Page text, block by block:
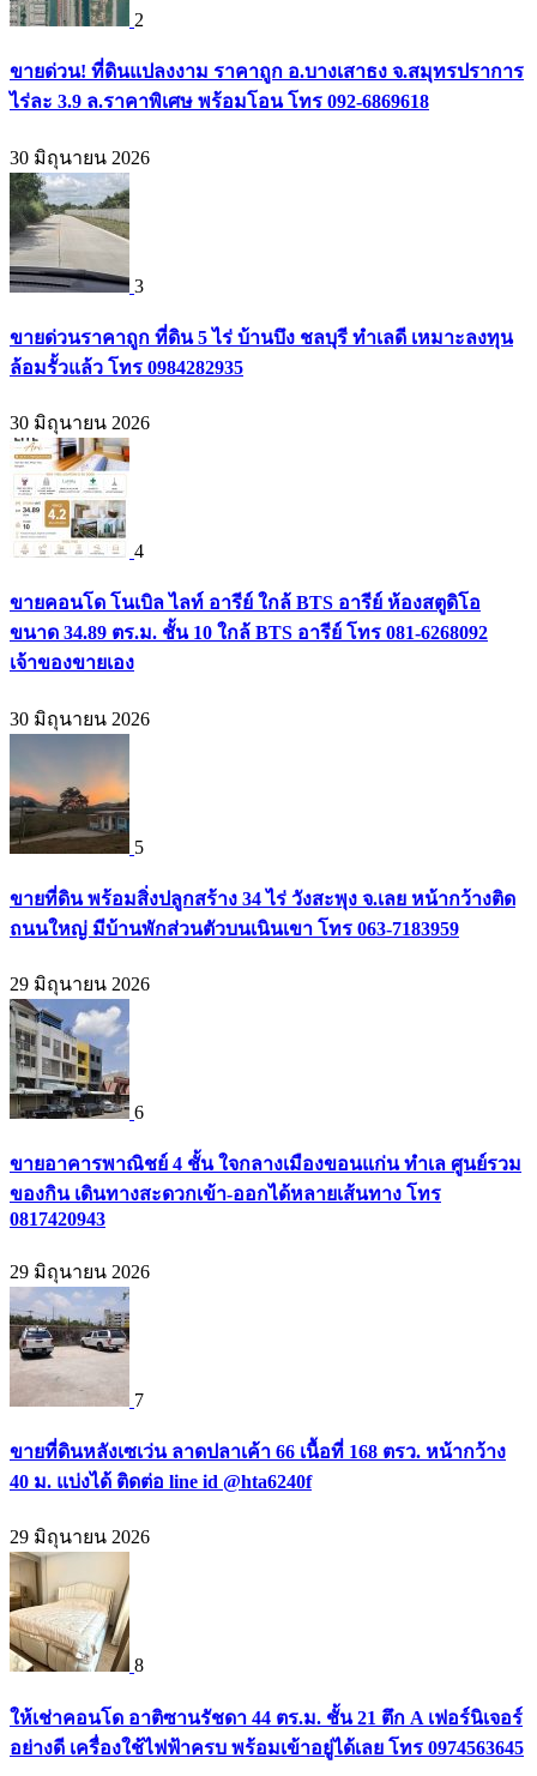
2
ขายด่วน! ที่ดินแปลงงาม ราคาถูก อ.บางเสาธง จ.สมุทรปราการ
ไร่ละ 3.9 ล.ราคาพิเศษ พร้อมโอน โทร 092-6869618
30 มิถุนายน 2026
3
ขายด่วนราคาถูก ที่ดิน 5 ไร่ บ้านบึง ชลบุรี ทำเลดี เหมาะลงทุน
ล้อมรั้วแล้ว โทร 0984282935
30 มิถุนายน 2026
4
ขายคอนโด โนเบิล ไลท์ อารีย์ ใกล้ BTS อารีย์ ห้องสตูดิโอ
ขนาด 34.89 ตร.ม. ชั้น 10 ใกล้ BTS อารีย์ โทร 081-6268092
เจ้าของขายเอง
30 มิถุนายน 2026
5
ขายที่ดิน พร้อมสิ่งปลูกสร้าง 34 ไร่ วังสะพุง จ.เลย หน้ากว้างติด
ถนนใหญ่ มีบ้านพักส่วนตัวบนเนินเขา โทร 063-7183959
29 มิถุนายน 2026
6
ขายอาคารพาณิชย์ 4 ชั้น ใจกลางเมืองขอนแก่น ทำเล ศูนย์รวม
ของกิน เดินทางสะดวกเข้า-ออกได้หลายเส้นทาง โทร
0817420943
29 มิถุนายน 2026
7
ขายที่ดินหลังเซเว่น ลาดปลาเค้า 66 เนื้อที่ 168 ตรว. หน้ากว้าง
40 ม. แบ่งได้ ติดต่อ line id @hta6240f
29 มิถุนายน 2026
8
ให้เช่าคอนโด อาติซานรัชดา 44 ตร.ม. ชั้น 21 ตึก A เฟอร์นิเจอร์
อย่างดี เครื่องใช้ไฟฟ้าครบ พร้อมเข้าอยู่ได้เลย โทร 0974563645